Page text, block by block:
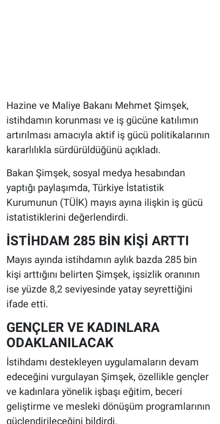
Hazine ve Maliye Bakanı Mehmet Şimşek,
istihdamın korunması ve iş gücüne katılımın
artırılması amacıyla aktif iş gücü politikalarının
kararlılıkla sürdürüldüğünü açıkladı.
Bakan Şimşek, sosyal medya hesabından
yaptığı paylaşımda, Türkiye İstatistik
Kurumunun (TÜİK) mayıs ayına ilişkin iş gücü
istatistiklerini değerlendirdi.
İSTİHDAM 285 BİN KİŞİ ARTTI
Mayıs ayında istihdamın aylık bazda 285 bin
kişi arttığını belirten Şimşek, işsizlik oranının
ise yüzde 8,2 seviyesinde yatay seyrettiğini
ifade etti.
GENÇLER VE KADINLARA
ODAKLANILACAK
İstihdamı destekleyen uygulamaların devam
edeceğini vurgulayan Şimşek, özellikle gençler
ve kadınlara yönelik işbaşı eğitim, beceri
geliştirme ve mesleki dönüşüm programlarının
güçlendirileceğini bildirdi.